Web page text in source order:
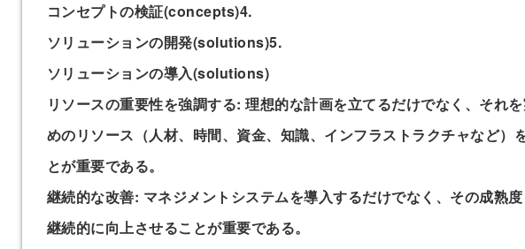
コンセプトの検証(concepts)4.
ソリューションの開発(solutions)5.
ソリューションの導入(solutions)
リソースの重要性を強調する: 理想的な計画を立てるだけでなく、それ
めのリソース（人材、時間、資金、知識、インフラストラクチャなど）
とが重要である。
継続的な改善: マネジメントシステムを導入するだけでなく、その成熟
継続的に向上させることが重要である。